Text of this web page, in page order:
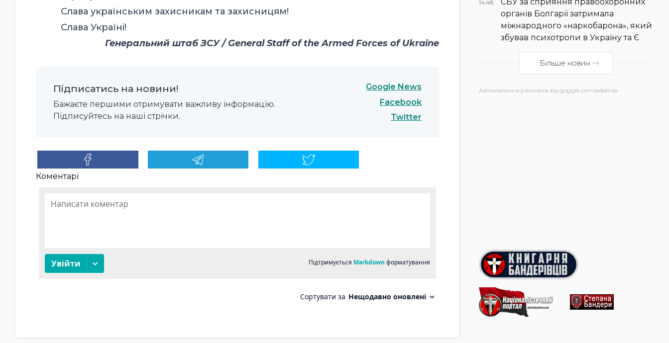
Слава українським захисникам та захисницям!
Слава Україні!
Генеральний штаб ЗСУ / General Staff of the Armed Forces of Ukraine
Підписатись на новини!
Бажаєте першими отримувати важливу інформацію.
Підписуйтесь на наші стрічки.
Google News
Facebook
Twitter
Коментарі
14:48
органів Болгарії затримала
міжнародного «наркобарона», який
збував психотропи в Україну та Є
Більше новин
Автоматична реклама від goggle.com/adsense: